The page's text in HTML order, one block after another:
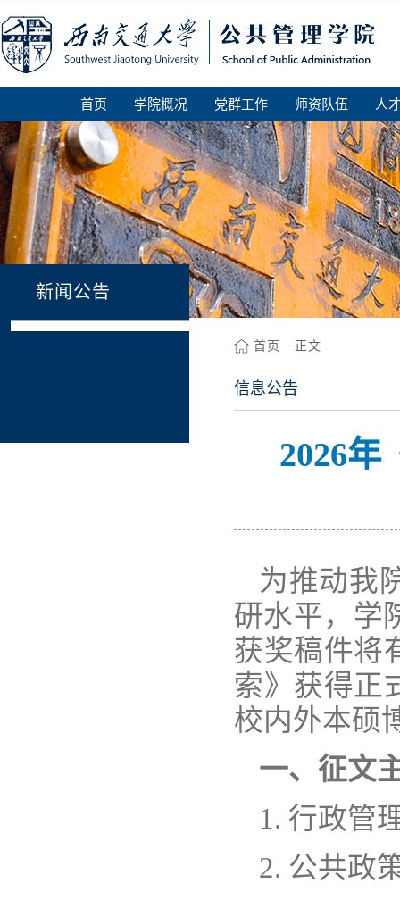
首页 学院概况 党群工作 师资队伍 人
新闻公告
首页 · 正文
信息公告
2026年
为推动我
研水平，学
获奖稿件将
索》获得正
校内外本硕
一、 征文
1. 行政管
2. 公共政